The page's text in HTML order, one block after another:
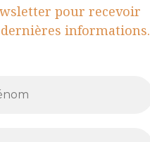
pour recevoir
informations.